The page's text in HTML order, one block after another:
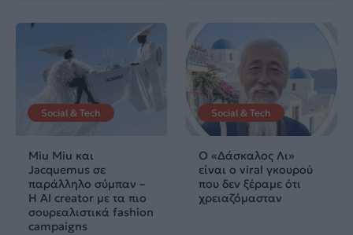
Social & Tech
Miu Miu και
Jacquemus σε
παράλληλο σύμπαν –
Η AI creator με τα πιο
σουρεαλιστικά fashion
campaigns
Social & Tech
Ο «Δάσκαλος Λι»
είναι ο viral γκουρού
που δεν ξέραμε ότι
χρειαζόμασταν